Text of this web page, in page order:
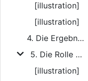
[illustration]
[illustration]
4. Die Ergebnisse der Offenstall-Versuche
5. Die Rolle des Offenstalles beim Aufbau unserer Sozialistischen Landwirtschaftsbetriebe
[illustration]